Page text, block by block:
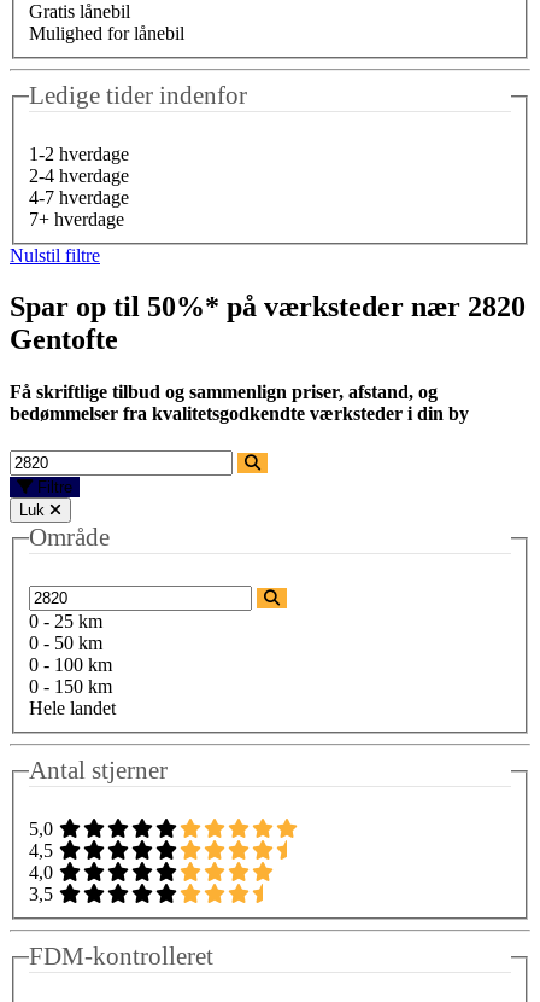
Gratis lånebil
Mulighed for lånebil
Ledige tider indenfor
1-2 hverdage
2-4 hverdage
4-7 hverdage
7+ hverdage
Nulstil filtre
Spar op til 50%* på værksteder nær 2820
Gentofte
Få skriftlige tilbud og sammenlign priser, afstand, og
bedømmelser fra kvalitetsgodkendte værksteder i din by
Filtre
Luk
Område
0 - 25 km
0 - 50 km
0 - 100 km
0 - 150 km
Hele landet
Antal stjerner
5,0
4,5
4,0
3,5
FDM-kontrolleret